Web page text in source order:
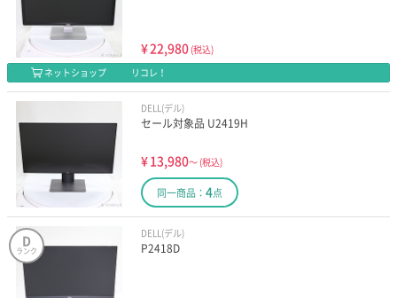
¥22,980 (税込)
ネットショップ
リコレ！
DELL(デル)
セール対象品 U2419H
¥13,980～ (税込)
同一商品： 4点
D
ランク
DELL(デル)
P2418D